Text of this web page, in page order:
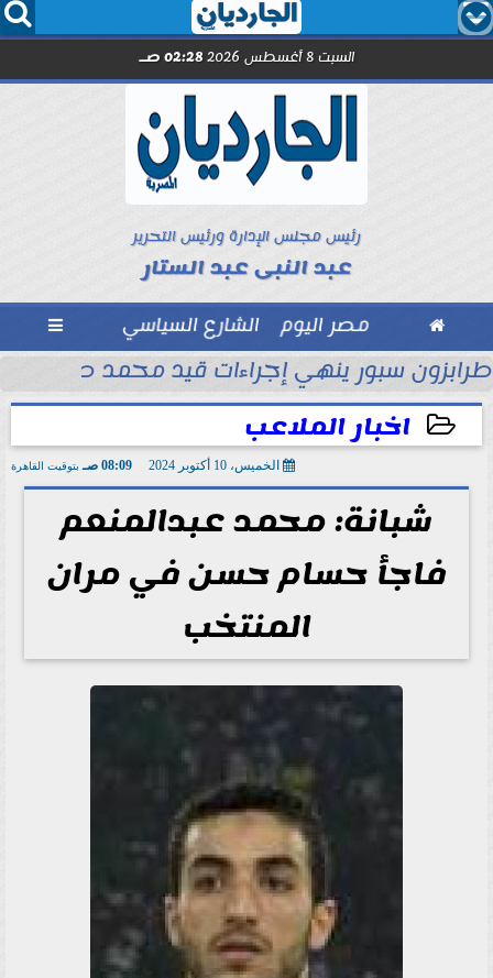
  
السبت 8 أغسطس 2026 02:28 صـ
رئيس مجلس الإدارة ورئيس التحرير
عبد النبى عبد الستار
 مصر اليوم الشارع السياسي 
طرابزون سبور ينهي إجراءات قيد محمد صلاح
اخبار الملاعب
الخميس، 10 أكتوبر 2024 08:09 صـ بتوقيت القاهرة
شبانة: محمد عبدالمنعم
فاجأ حسام حسن في مران
المنتخب